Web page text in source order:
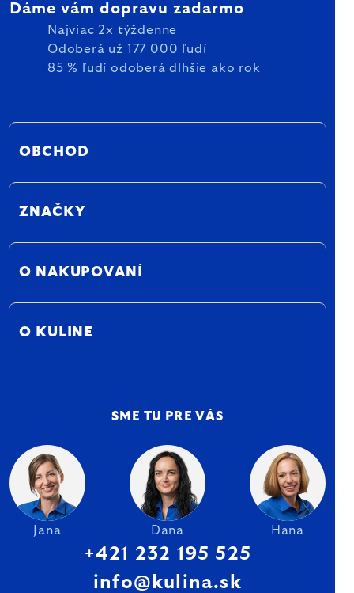
Dáme vám dopravu zadarmo
Najviac 2x týždenne
Odoberá už 177 000 ľudí
85 % ľudí odoberá dlhšie ako rok
OBCHOD
ZNAČKY
O NAKUPOVANÍ
O KULINE
SME TU PRE VÁS
Jana Dana Hana
+421 232 195 525
info@kulina.sk